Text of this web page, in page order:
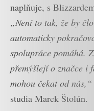
naplňuje, s
„Není to tak, že by
automaticky
spolupráce pomáhá.
přemýšlejí o značce i
mohou čekat od nás,“
studia Marek Štolún.